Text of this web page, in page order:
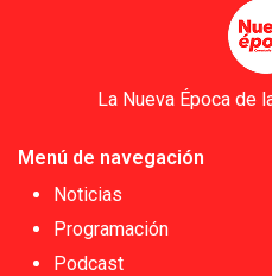
La Nueva Época de
Menú de navegación
Noticias
Programación
Podcast